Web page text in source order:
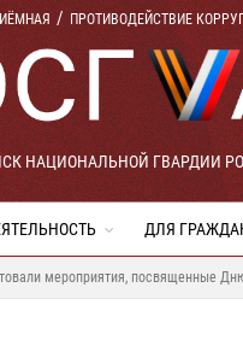
ПРОТИВОДЕЙСТВИЕ
НАЦИОНАЛЬНОЙ ГВАРДИИ
ДЛЯ
мероприятия, посвященные